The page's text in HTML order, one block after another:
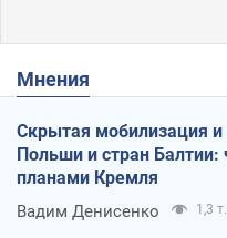
Мнения
Скрытая мобилизация и
Польши и стран Балтии:
планами Кремля
Вадим Денисенко 1,3 т.